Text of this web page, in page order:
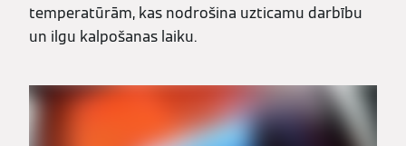
temperatūrām, kas nodrošina uzticamu darbību
un ilgu kalpošanas laiku.